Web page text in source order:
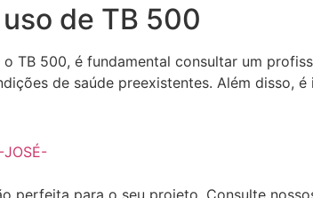
de TB 500
TB 500, é fundamental consultar um
de saúde preexistentes. Além disso,
perfeita para o seu projeto. Consulte